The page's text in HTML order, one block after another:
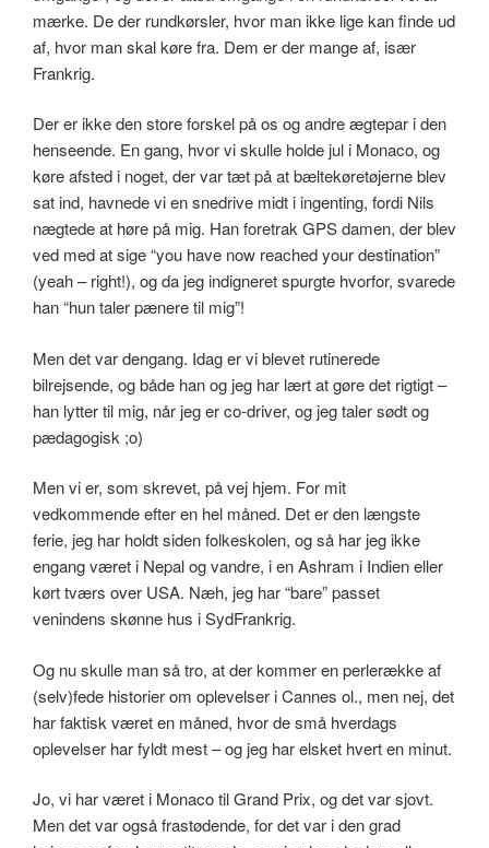
mærke. De der rundkørsler, hvor man ikke lige kan finde ud
af, hvor man skal køre fra. Dem er der mange af, især
Frankrig.
Der er ikke den store forskel på os og andre ægtepar i den
henseende. En gang, hvor vi skulle holde jul i Monaco, og
køre afsted i noget, der var tæt på at bæltekøretøjerne blev
sat ind, havnede vi en snedrive midt i ingenting, fordi Nils
nægtede at høre på mig. Han foretrak GPS damen, der blev
ved med at sige “you have now reached your destination”
(yeah – right!), og da jeg indigneret spurgte hvorfor, svarede
han “hun taler pænere til mig”!
Men det var dengang. Idag er vi blevet rutinerede
bilrejsende, og både han og jeg har lært at gøre det rigtigt –
han lytter til mig, når jeg er co-driver, og jeg taler sødt og
pædagogisk ;o)
Men vi er, som skrevet, på vej hjem. For mit
vedkommende efter en hel måned. Det er den længste
ferie, jeg har holdt siden folkeskolen, og så har jeg ikke
engang været i Nepal og vandre, i en Ashram i Indien eller
kørt tværs over USA. Næh, jeg har “bare” passet
venindens skønne hus i SydFrankrig.
Og nu skulle man så tro, at der kommer en perlerække af
(selv)fede historier om oplevelser i Cannes ol., men nej, det
har faktisk været en måned, hvor de små hverdags
oplevelser har fyldt mest – og jeg har elsket hvert en minut.
Jo, vi har været i Monaco til Grand Prix, og det var sjovt.
Men det var også frastødende, for det var i den grad